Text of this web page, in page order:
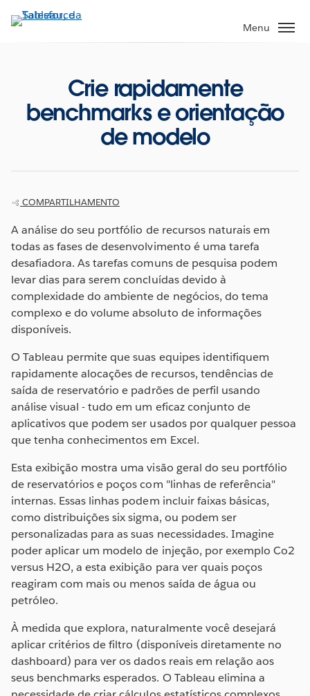
Pular
para
Menu
Crie rapidamente
benchmarks e orientação
de modelo
COMPARTILHAMENTO
A análise do seu portfólio de recursos naturais em
todas as fases de desenvolvimento é uma tarefa
desafiadora. As tarefas comuns de pesquisa podem
levar dias para serem concluídas devido à
complexidade do ambiente de negócios, do tema
complexo e do volume absoluto de informações
disponíveis.
O Tableau permite que suas equipes identifiquem
rapidamente alocações de recursos, tendências de
saída de reservatório e padrões de perfil usando
análise visual - tudo em um eficaz conjunto de
aplicativos que podem ser usados por qualquer pessoa
que tenha conhecimentos em Excel.
Esta exibição mostra uma visão geral do seu portfólio
de reservatórios e poços com "linhas de referência"
internas. Essas linhas podem incluir faixas básicas,
como distribuições six sigma, ou podem ser
personalizadas para as suas necessidades. Imagine
poder aplicar um modelo de injeção, por exemplo Co2
versus H2O, a esta exibição para ver quais poços
reagiram com mais ou menos saída de água ou
petróleo.
À medida que explora, naturalmente você desejará
aplicar critérios de filtro (disponíveis diretamente no
dashboard) para ver os dados reais em relação aos
seus benchmarks esperados. O Tableau elimina a